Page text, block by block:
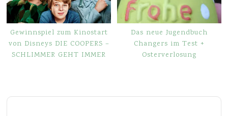
Gewinnspiel zum Kinostart
von Disneys DIE COOPERS –
SCHLIMMER GEHT IMMER
Das neue Jugendbuch
Changers im Test +
Osterverlosung